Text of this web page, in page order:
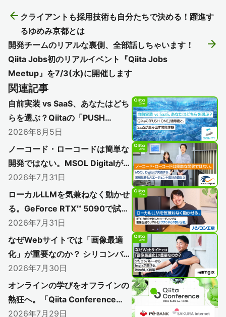
arrow_back クライアントも採用技術も自分たちで決める！躍進す
るゆめみ京都とは
arrow_forward
開発チームのリアルな裏側、全部話しちゃいます！
Qiita Jobs初のリアルイベント『Qiita Jobs
Meetup』を7/3(水)に開催します
関連記事
自前実装 vs SaaS、あなたはどち
らを選ぶ？Qiitaの「PUSH
ONE」活用術と、SaaSが生み出
す開発体験
2026年8月5日
ノーコード・ローコードは簡単な
開発ではない。MSOL Digitalが実
践する、業務改善とAIエージェン
ト設計の面白さ
2026年7月31日
ローカルLLMを気兼ねなく動かせ
る。GeForce RTX™ 5090で試し
たコーディングと＆画像生成のリ
アルと「クラウドとの賢い分担」
2026年7月31日
なぜWebサイトでは「画像最適
化」が重要なのか？ シリコンバレ
ーからImgixが届ける、攻めのUX
戦略
2026年7月30日
オンラインの学びをオフラインの
熱狂へ。「Qiita Conference
2026」で初のアフターイベント
2026年7月29日